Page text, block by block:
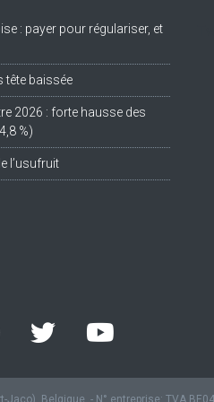
: payer pour régulariser, et
tête baissée
2026 : forte hausse des
%)
l’usufruit
Jaco), Belgique. - N° entreprise: TVA